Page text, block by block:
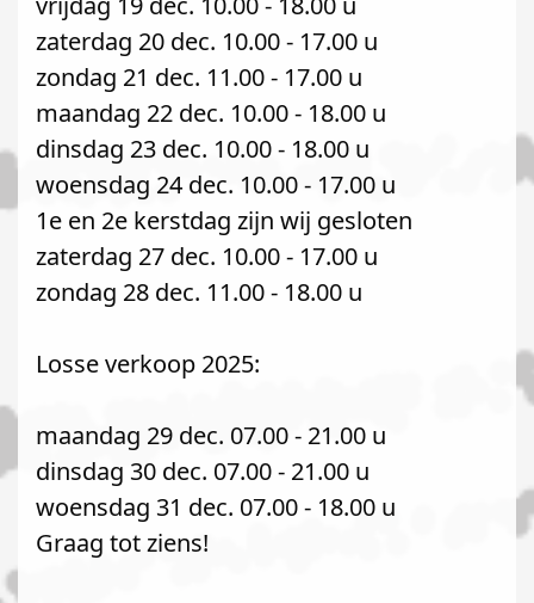
zaterdag 20 dec. 10.00 - 17.00 u
zondag 21 dec. 11.00 - 17.00 u
maandag 22 dec. 10.00 - 18.00 u
dinsdag 23 dec. 10.00 - 18.00 u
woensdag 24 dec. 10.00 - 17.00 u
1e en 2e kerstdag zijn wij gesloten
zaterdag 27 dec. 10.00 - 17.00 u
zondag 28 dec. 11.00 - 18.00 u
Losse verkoop 2025:
maandag 29 dec. 07.00 - 21.00 u
dinsdag 30 dec. 07.00 - 21.00 u
woensdag 31 dec. 07.00 - 18.00 u
Graag tot ziens!